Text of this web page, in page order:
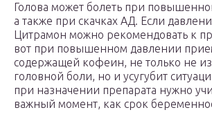
Голова может болеть при
а также при скачках АД. Если
Цитрамон можно рекомендовать к
вот при повышенном давлении
содержащей кофеин, не только не
головной боли, но и усугубит
при назначении препарата нужно
важный момент, как срок